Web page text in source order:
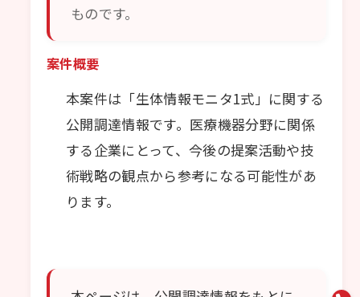
ものです。
案件概要
本案件は「生体情報モニタ1式」に関する
公開調達情報です。医療機器分野に関係
する企業にとって、今後の提案活動や技
術戦略の観点から参考になる可能性があ
ります。